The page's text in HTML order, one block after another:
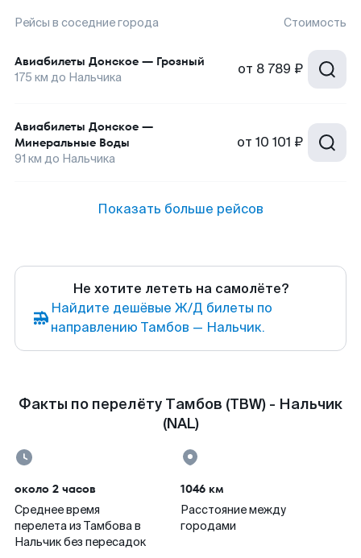
Рейсы в соседние города Стоимость
Авиабилеты Донское — Грозный
175 км до Нальчика от 8 789 ₽
Авиабилеты Донское —
Минеральные Воды
91 км до Нальчика
от 10 101 ₽
Показать больше рейсов
Не хотите лететь на самолёте?
Найдите дешёвые Ж/Д билеты по
направлению Тамбов — Нальчик.
Факты по перелёту Тамбов (TBW) - Нальчик
(NAL)
около 2 часов
Среднее время
перелета из Тамбова в
Нальчик без пересадок
1046 км
Расстояние между
городами